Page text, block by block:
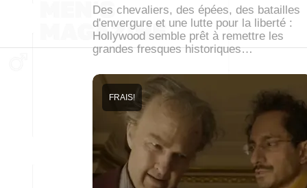
Des chevaliers, des épées, des batailles
d'envergure et une lutte pour la liberté :
Hollywood semble prêt à remettre les
grandes fresques historiques…
FRAIS!